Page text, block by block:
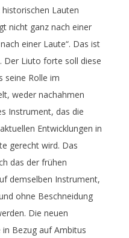
Lauten
nicht ganz nach einer
einer Laute“. Das ist
Der Liuto forte soll diese
seine Rolle im
weder nachahmen
Instrument, das die
Entwicklungen in
gerecht wird. Das
das der frühen
demselben Instrument,
ohne Beschneidung
Die neuen
Bezug auf Ambitus